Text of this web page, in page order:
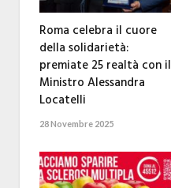
Roma celebra il cuore
della solidarietà:
premiate 25 realtà con il
Ministro Alessandra
Locatelli
28 Novembre 2025